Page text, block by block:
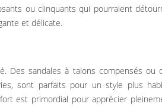
ou clinquants qui pourraient
et délicate.
Des sandales à talons compensés ou
sont parfaits pour un style plus
est primordial pour apprécier